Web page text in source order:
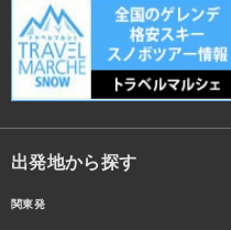
出発地から探す
関東発